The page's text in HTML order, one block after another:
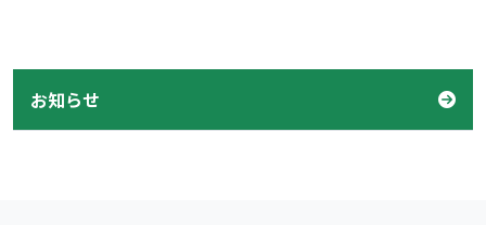
お知らせ